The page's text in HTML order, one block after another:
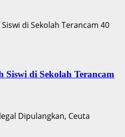
Siswi di Sekolah Terancam